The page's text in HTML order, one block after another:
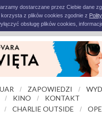
dostarczane przez Ciebie dane
z plików cookies zgodnie z
obsługę plików cookies,
/ ZAPOWIEDZI /
/ KINO /
KONTAKT
/ CHARLIE OUTSIDE /